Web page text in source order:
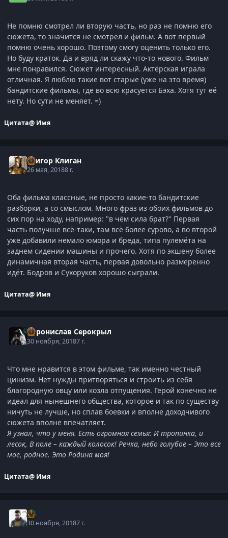
Не помню смотрел ли вторую часть, но раз не помню его
сюжета, то значится не смотрел и фильм. А вот первый
помню очень хорошо. Поэтому смогу оценить только его.
Но буду краток. Да и вряд ли скажу что-то нового. Фильм
мне понравился. Сюжет интересный. Актёрская играла
отличная. Я люблю такие вот старые (уже на это время)
бандитские фильмы, где во всю красуется Бэха. Хотя тут её
нету. Но сути не меняет. =)
Цитата@ Имя
Григор Клиган
26 мая, 20188 г.
Оба фильма классные, не просто какие-то бандитские
разборки, а со смыслом. Много фраз из обоих фильмов до
сих пор на ходу, например: "в чём сила брат?" Первая
часть получше всё-таки, там всё более сурово, а во второй
уже добавили немало юмора и бреда, типа пулемёта на
заднем сидении машины и прочего. Хотя по экшену более
динамичная вторая часть, первая довольно размеренно
идёт. Бодров и Сухоруков хорошо сыграли.
Цитата@ Имя
Воронислав Серокрыл
30 ноября, 20187 г.
Что мне нравится в этом фильме, так именно честный
цинизм. Нет нужды притворяться и строить из себя
благородную овцу или козла отпущения. Герой конечно не
идеал для нынешнего общества, которое и так по существу
ничуть не лучше, но сплав боевки и вполне доходчивого
сюжета вполне впечатляет.
Я узнал, что у меня. Есть огромная семья: И тропинка, и
лесок, В поле – каждый колосок! Речка, небо голубое – Это все
мое, родное. Это Родина моя!
Цитата@ Имя
j-G
30 ноября, 20187 г.